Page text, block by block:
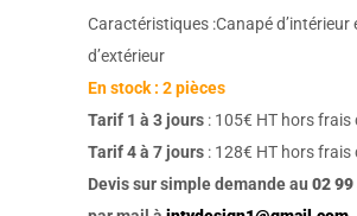
Caractéristiques :Canapé d’intérieur
d’extérieur
En stock : 2 pièces
Tarif 1 à 3 jours : 105€ HT hors frais
Tarif 4 à 7 jours : 128€ HT hors frais
Devis sur simple demande au 02 99